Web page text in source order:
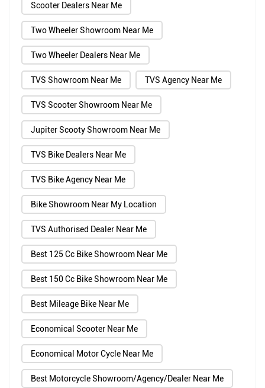
Scooter Dealers Near Me
Two Wheeler Showroom Near Me
Two Wheeler Dealers Near Me
TVS Showroom Near Me TVS Agency Near Me
TVS Scooter Showroom Near Me
Jupiter Scooty Showroom Near Me
TVS Bike Dealers Near Me
TVS Bike Agency Near Me
Bike Showroom Near My Location
TVS Authorised Dealer Near Me
Best 125 Cc Bike Showroom Near Me
Best 150 Cc Bike Showroom Near Me
Best Mileage Bike Near Me
Economical Scooter Near Me
Economical Motor Cycle Near Me
Best Motorcycle Showroom/Agency/Dealer Near Me